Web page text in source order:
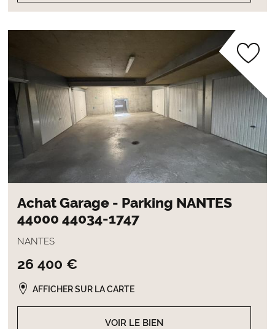
Achat Garage - Parking NANTES
44000 44034-1747
NANTES
26 400 €
VOIR LE BIEN
AFFICHER SUR LA CARTE